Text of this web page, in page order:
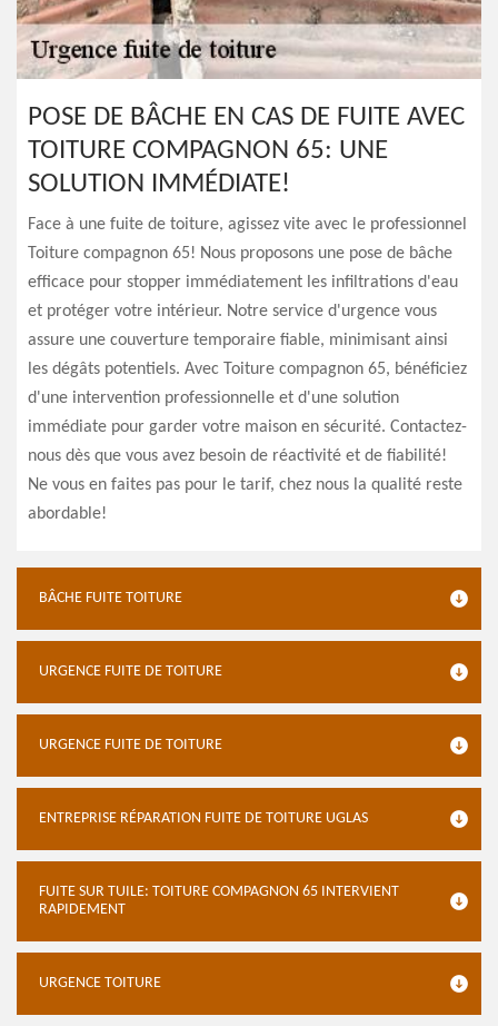
POSE DE BÂCHE EN CAS DE FUITE AVEC
TOITURE COMPAGNON 65: UNE
SOLUTION IMMÉDIATE!
Face à une fuite de toiture, agissez vite avec le professionnel
Toiture compagnon 65! Nous proposons une pose de bâche
efficace pour stopper immédiatement les infiltrations d'eau
et protéger votre intérieur. Notre service d'urgence vous
assure une couverture temporaire fiable, minimisant ainsi
les dégâts potentiels. Avec Toiture compagnon 65, bénéficiez
d'une intervention professionnelle et d'une solution
immédiate pour garder votre maison en sécurité. Contactez-
nous dès que vous avez besoin de réactivité et de fiabilité!
Ne vous en faites pas pour le tarif, chez nous la qualité reste
abordable!
BÂCHE FUITE TOITURE
URGENCE FUITE DE TOITURE
URGENCE FUITE DE TOITURE
ENTREPRISE RÉPARATION FUITE DE TOITURE UGLAS
FUITE SUR TUILE: TOITURE COMPAGNON 65 INTERVIENT
RAPIDEMENT
URGENCE TOITURE